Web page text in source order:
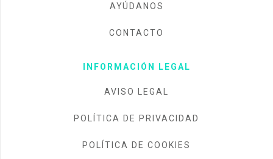
AYÚDANOS
CONTACTO
INFORMACIÓN LEGAL
AVISO LEGAL
POLÍTICA DE PRIVACIDAD
POLÍTICA DE COOKIES